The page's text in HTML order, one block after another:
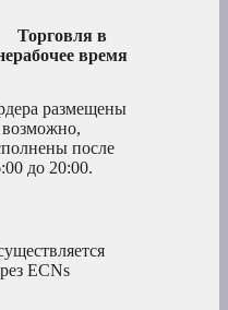
Торговля в
время
размещены
после
до 20:00.
ECNs